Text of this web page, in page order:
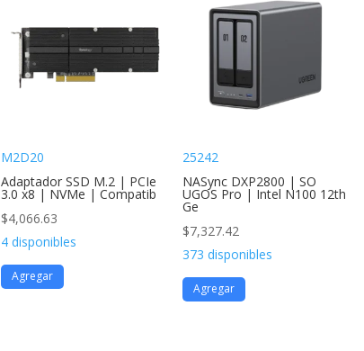
M2D20
Adaptador SSD M.2 | PCIe
3.0 x8 | NVMe | Compatib
$4,066.63
4 disponibles
Agregar
25242
NASync DXP2800 | SO
UGOS Pro | Intel N100 12th
Ge
$7,327.42
373 disponibles
Agregar